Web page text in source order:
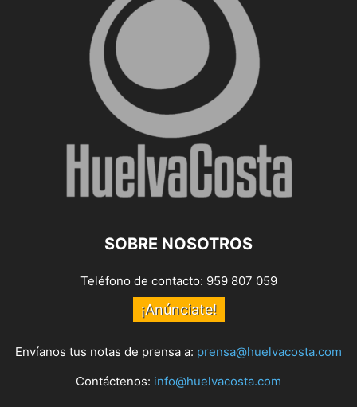
SOBRE NOSOTROS
Teléfono de contacto: 959 807 059
¡Anúnciate!
Envíanos tus notas de prensa a: prensa@huelvacosta.com
Contáctenos: info@huelvacosta.com